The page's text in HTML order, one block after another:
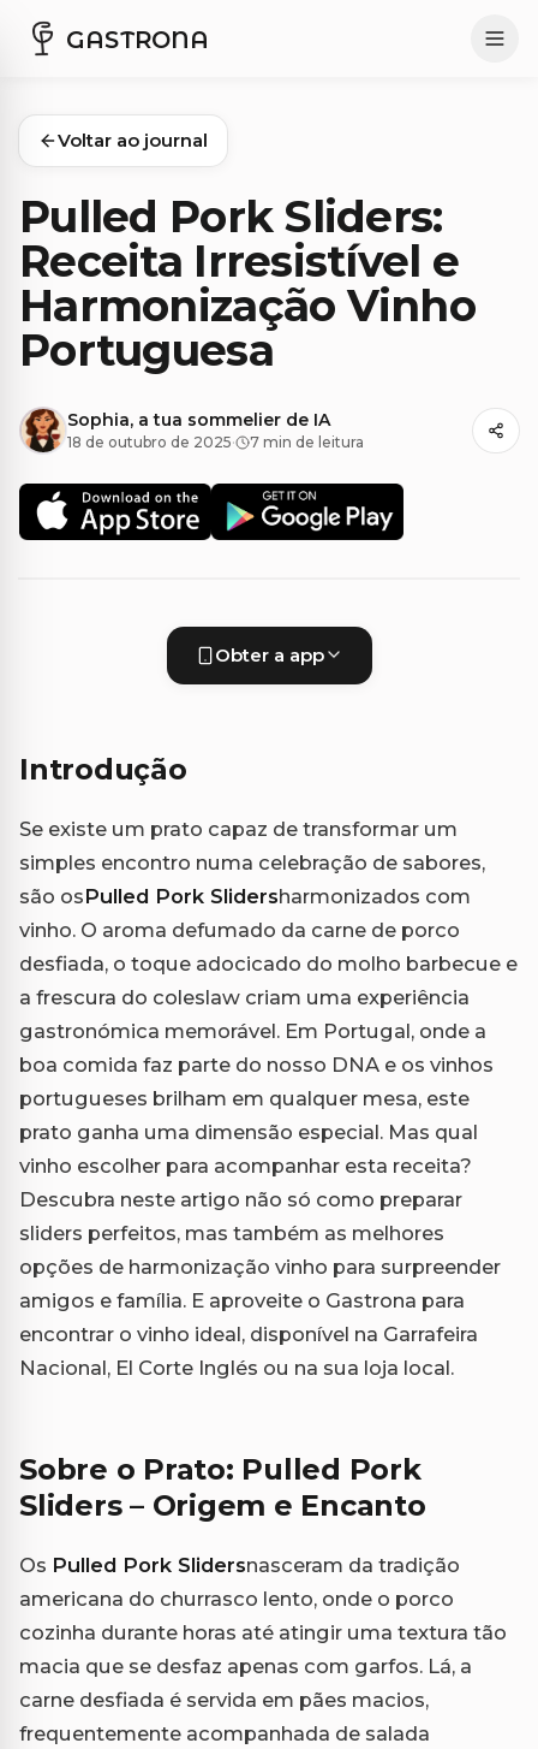
GASTRONA
Voltar ao journal
Pulled Pork Sliders:
Receita Irresistível e
Harmonização Vinho
Portuguesa
Sophia, a tua sommelier de IA
18 de outubro de 2025· 7 min de leitura
Obter a app
Introdução
Se existe um prato capaz de transformar um
simples encontro numa celebração de sabores,
são osPulled Pork Slidersharmonizados com
vinho. O aroma defumado da carne de porco
desfiada, o toque adocicado do molho barbecue e
a frescura do coleslaw criam uma experiência
gastronómica memorável. Em Portugal, onde a
boa comida faz parte do nosso DNA e os vinhos
portugueses brilham em qualquer mesa, este
prato ganha uma dimensão especial. Mas qual
vinho escolher para acompanhar esta receita?
Descubra neste artigo não só como preparar
sliders perfeitos, mas também as melhores
opções de harmonização vinho para surpreender
amigos e família. E aproveite o Gastrona para
encontrar o vinho ideal, disponível na Garrafeira
Nacional, El Corte Inglés ou na sua loja local.
Sobre o Prato: Pulled Pork
Sliders – Origem e Encanto
Os Pulled Pork Slidersnasceram da tradição
americana do churrasco lento, onde o porco
cozinha durante horas até atingir uma textura tão
macia que se desfaz apenas com garfos. Lá, a
carne desfiada é servida em pães macios,
frequentemente acompanhada de salada